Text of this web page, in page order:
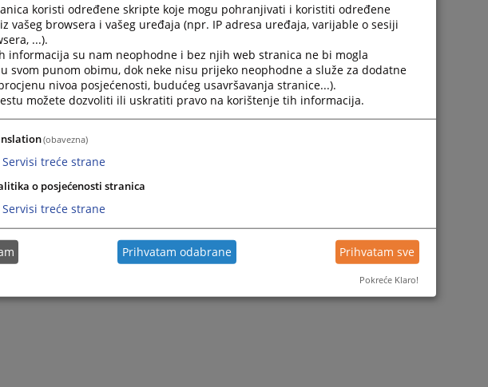
koristi određene skripte koje mogu pohranjivati i koristiti određene
vašeg browsera i vašeg uređaja (npr. IP adresa uređaja, varijable o sesiji
...).
informacija su nam neophodne i bez njih web stranica ne bi mogla
svom punom obimu, dok neke nisu prijeko neophodne a služe za dodatne
nivoa posjećenosti, budućeg usavršavanja stranice...).
možete dozvoliti ili uskratiti pravo na korištenje tih informacija.
(obavezna)
Servisi treće strane
o posjećenosti stranica
Servisi treće strane
Prihvatam odabrane Prihvatam sve
Pokreće Klaro!